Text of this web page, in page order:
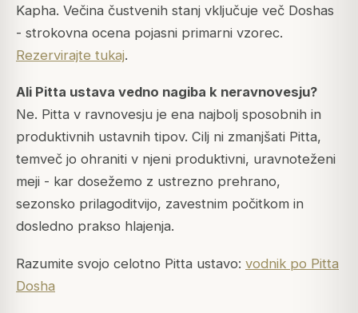
Kapha. Večina čustvenih stanj vključuje več Doshas
- strokovna ocena pojasni primarni vzorec.
Rezervirajte tukaj.
Ali Pitta ustava vedno nagiba k neravnovesju?
Ne. Pitta v ravnovesju je ena najbolj sposobnih in
produktivnih ustavnih tipov. Cilj ni zmanjšati Pitta,
temveč jo ohraniti v njeni produktivni, uravnoteženi
meji - kar dosežemo z ustrezno prehrano,
sezonsko prilagoditvijo, zavestnim počitkom in
dosledno prakso hlajenja.
Razumite svojo celotno Pitta ustavo: vodnik po Pitta
Dosha